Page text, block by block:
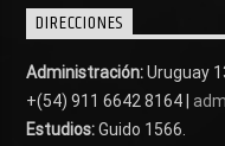
DIRECCIONES
Administración:Uruguay
+(54) 911 6642 8164 |
Estudios:Guido 1566.